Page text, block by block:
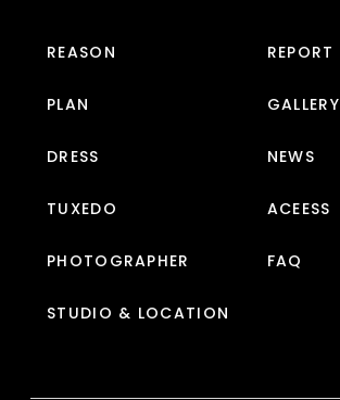
REASON
PLAN
DRESS
TUXEDO
PHOTOGRAPHER
STUDIO & LOCATION
REPORT
GALLERY
NEWS
ACEESS
FAQ